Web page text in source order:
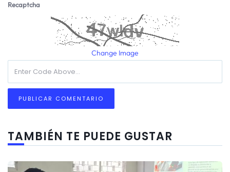
Recaptcha
Change Image
TAMBIÉN TE PUEDE GUSTAR